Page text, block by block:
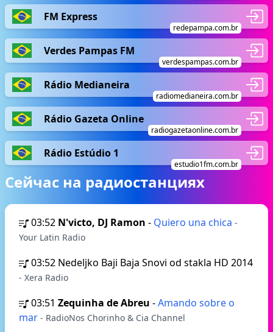
FM Express
redepampa.com.br
Verdes Pampas FM
verdespampas.com.br
Rádio Medianeira
radiomedianeira.com.br
Rádio Gazeta Online
radiogazetaonline.com.br
Rádio Estúdio 1
estudio1fm.com.br
Сейчас на радиостанциях
03:52 N'victo, DJ Ramon - Quiero una chica -
Your Latin Radio
03:52 Nedeljko Baji Baja Snovi od stakla HD 2014
- Xera Radio
03:51 Zequinha de Abreu -Amando sobre o
mar - RadioNos Chorinho & Cia Channel